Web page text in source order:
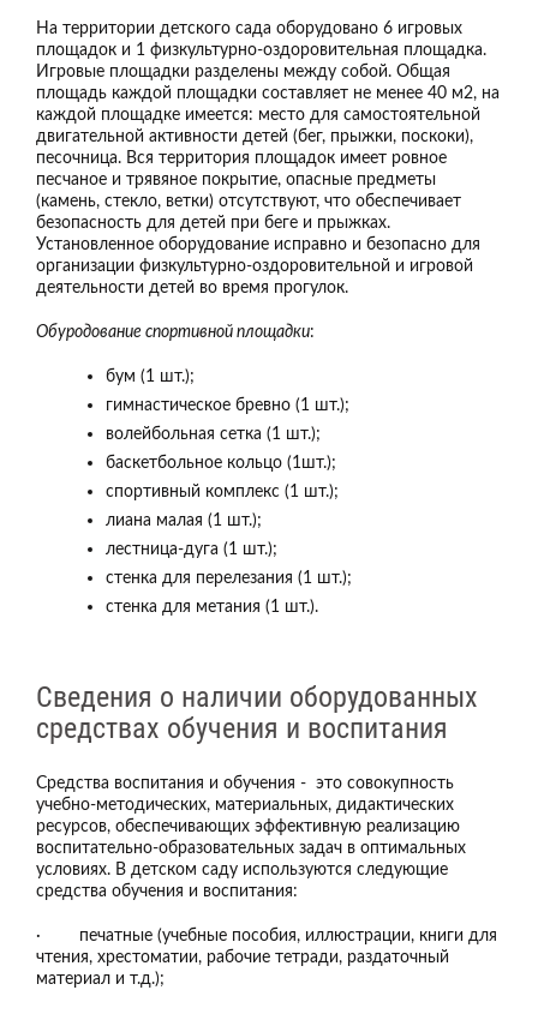
На территории детского сада оборудовано 6 игровых
площадок и 1 физкультурно-оздоровительная площадка.
Игровые площадки разделены между собой. Общая
площадь каждой площадки составляет не менее 40 м2, на
каждой площадке имеется: место для самостоятельной
двигательной активности детей (бег, прыжки, поскоки),
песочница. Вся территория площадок имеет ровное
песчаное и трявяное покрытие, опасные предметы
(камень, стекло, ветки) отсутствуют, что обеспечивает
безопасность для детей при беге и прыжках.
Установленное оборудование исправно и безопасно для
организации физкультурно-оздоровительной и игровой
деятельности детей во время прогулок.
Обуродование спортивной площадки:
бум (1 шт.);
гимнастическое бревно (1 шт.);
волейбольная сетка (1 шт.);
баскетбольное кольцо (1шт.);
спортивный комплекс (1 шт.);
лиана малая (1 шт.);
лестница-дуга (1 шт.);
стенка для перелезания (1 шт.);
стенка для метания (1 шт.).
Сведения о наличии оборудованных
средствах обучения и воспитания
Средства воспитания и обучения - это совокупность
учебно-методических, материальных, дидактических
ресурсов, обеспечивающих эффективную реализацию
воспитательно-образовательных задач в оптимальных
условиях. В детском саду используются следующие
средства обучения и воспитания:
· печатные (учебные пособия, иллюстрации, книги для
чтения, хрестоматии, рабочие тетради, раздаточный
материал и т.д.);